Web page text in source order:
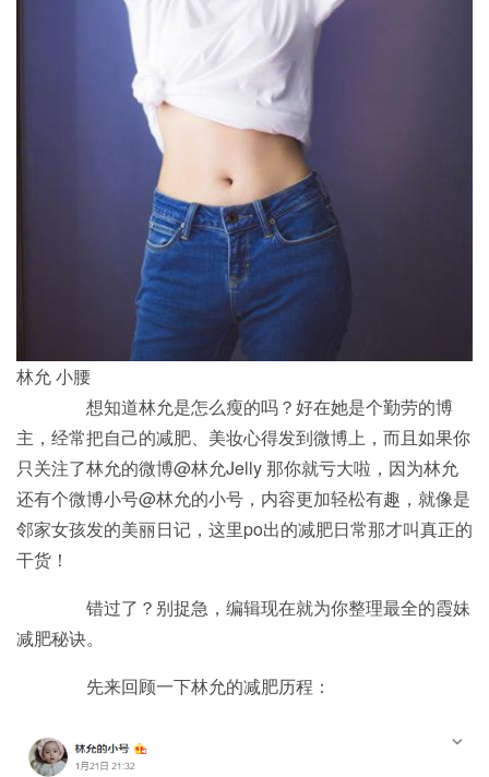
林允 小腰
想知道林允是怎么瘦的吗？好在她是个勤劳的博
主，经常把自己的减肥、美妆心得发到微博上，而且如果你
只关注了林允的微博@林允Jelly 那你就亏大啦，因为林允
还有个微博小号@林允的小号，内容更加轻松有趣，就像是
邻家女孩发的美丽日记，这里po出的减肥日常那才叫真正的
干货！
错过了？别捉急，编辑现在就为你整理最全的霞妹
减肥秘诀。
先来回顾一下林允的减肥历程：